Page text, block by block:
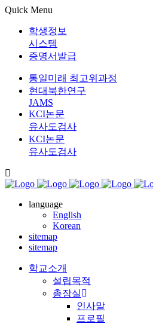
Quick Menu
학생정보
시스템
증명서발급
통일미래 최고위과정
현대북한연구
JAMS
KCI논문
유사도검사
KCI논문
유사도검사
language
English
Korean
sitemap
sitemap
학교소개
설립목적
총장실
인사말
프로필